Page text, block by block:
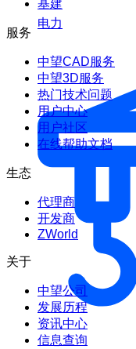
电力
基建
服务
中望CAD服务
中望3D服务
热门技术问题
用户中心
用户社区
在线帮助文档
生态
代理商
开发商
ZWorld
关于
中望公司
发展历程
资讯中心
信息查询